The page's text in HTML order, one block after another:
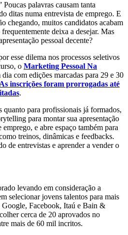
palavras causam tanta
ditas numa entrevista de emprego. E
chegando, muitos candidatos acabam
deixa a desejar. Mas
pessoal decente?
esse dilema nos processos seletivos
o Marketing Pessoal Na
com edições marcadas para 29 e 30
As inscrições foram prorrogadas até
.
quanto para profissionais já formados,
para montar sua apresentação
e abre espaço também para
treinos, dinâmicas e feedbacks.
de entrevistas e aprender a vender o
levando em consideração a
selecionar jovens talentos para mais
Facebook, Itaú e Bain &
cerca de 20 aprovados no
mais de 60 mil incritos.